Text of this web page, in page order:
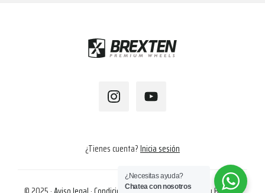
¿Tienes cuenta?Inicia sesión
¿Necesitas ayuda?
Chatea con nosotros